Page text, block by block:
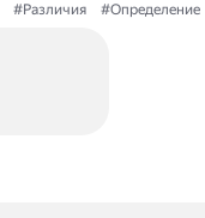
#Различия #Определение